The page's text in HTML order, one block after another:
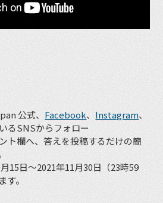
公式、 Facebook、 Instagram、
るSNSからフォロー
ト欄へ、答えを投稿するだけの簡
15日～2021年11月30日（23時59
。